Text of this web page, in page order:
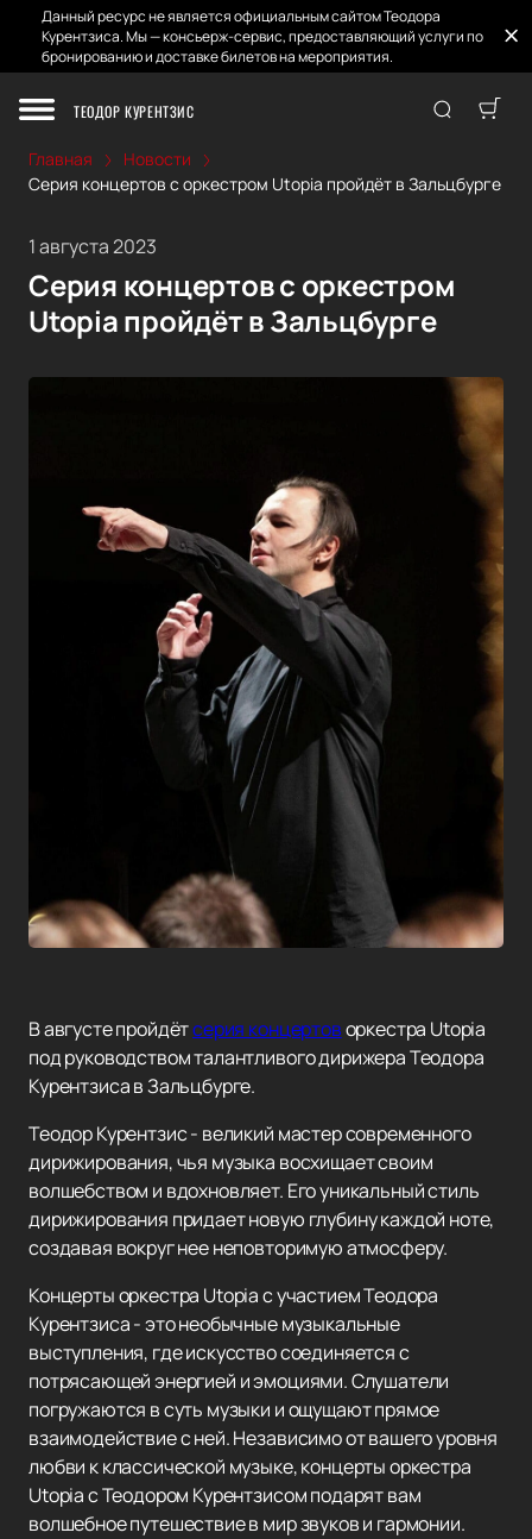
Данный ресурс не является официальным сайтом Теодора
Курентзиса. Мы — консьерж-сервис, предоставляющий услуги по
бронированию и доставке билетов на мероприятия.
ТЕОДОР КУРЕНТЗИС
Главная
Новости
Серия концертов с оркестром Utopia пройдёт в Зальцбурге
1 августа 2023
Серия концертов с оркестром
Utopia пройдёт в Зальцбурге
В августе пройдётсерия концертоворкестра Utopia
под руководством талантливого дирижера Теодора
Курентзиса в Зальцбурге.
Теодор Курентзис - великий мастер современного
дирижирования, чья музыка восхищает своим
волшебством и вдохновляет. Его уникальный стиль
дирижирования придает новую глубину каждой ноте,
создавая вокруг нее неповторимую атмосферу.
Концерты оркестра Utopia с участием Теодора
Курентзиса - это необычные музыкальные
выступления, где искусство соединяется с
потрясающей энергией и эмоциями. Слушатели
погружаются в суть музыки и ощущают прямое
взаимодействие с ней. Независимо от вашего уровня
любви к классической музыке, концерты оркестра
Utopia с Теодором Курентзисом подарят вам
волшебное путешествие в мир звуков и гармонии.